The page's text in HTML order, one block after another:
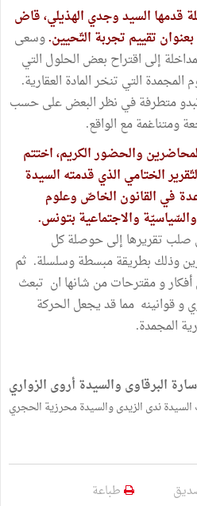
قدمها السيد وجدي الهذيلي، قاض
تقييم تجربة التّحيين.وسعى
إلى اقتراح بعض الحلول التي
التي تنخر المادة العقارية.
متطرفة في نظر البعض على حسب
ومتناغمة مع الواقع.
والحضور الكريم، اختتم
الختامي الذي قدمته السيدة
في القانون الخاصّ وعلوم
والسّياسيّة والاجتماعية بتونس.
تقريرها إلى حوصلة كل
وذلك بطريقة مبسطة وسلسلة. ثم
و مقترحات من شانها ان تبعث
و قوانينه مما قد يجعل الحركة
المجمدة.
البرقاوى والسيدة أروى الزواري
ندى الزيدى والسيدة محرزية الحجري
طباعة